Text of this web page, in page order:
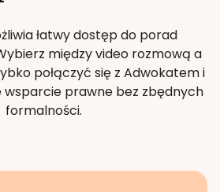
łatwy dostęp do porad
między video rozmową a
połączyć się z Adwokatem i
wsparcie prawne bez zbędnych
formalności.